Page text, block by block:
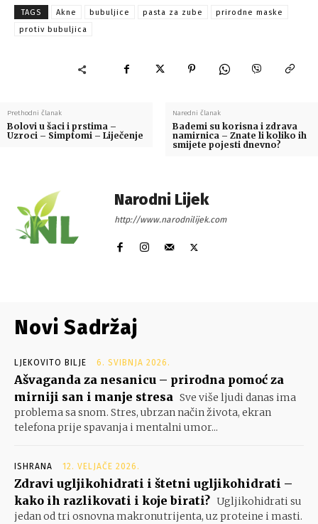
TAGS Akne bubuljice pasta za zube
prirodne maske
protiv bubuljica
Prethodni članak
Bolovi u šaci i prstima –
Uzroci – Simptomi – Liječenje
Naredni članak
Bademi su korisna i zdrava
namirnica – Znate li koliko ih
smijete pojesti dnevno?
Narodni Lijek
http://www.narodnilijek.com
Novi Sadržaj
LJEKOVITO BILJE 6. SVIBNJA 2026.
Ašvaganda za nesanicu – prirodna pomoć za
mirniji san i manje stresa Sve više ljudi danas ima
problema sa snom. Stres, ubrzan način života, ekran
telefona prije spavanja i mentalni umor...
ISHRANA 12. VELJAČE 2026.
Zdravi ugljikohidrati i štetni ugljikohidrati –
kako ih razlikovati i koje birati? Ugljikohidrati su
jedan od tri osnovna makronutrijenta, uz proteine i masti.